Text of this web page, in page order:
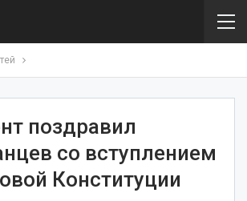
поздравил
со вступлением
Конституции